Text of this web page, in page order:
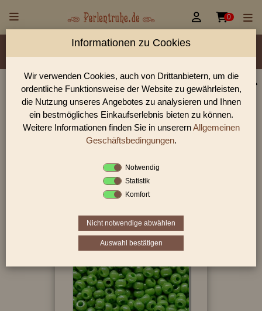
 0
Material/Glassorte Sorte/Form Farbe
Rocailles Größen
Perlen Shop für Rocailles opak Glanz Perlen
In unserem Perlen Shop finden sie zahlreich Rocailles opak
Glanz Perlen und viele weiter Glasperlen.
Sie befinden sich in folgender Kategorie:
Rocailles|opak|
Informationen zu Cookies
Wir verwenden Cookies, auch von Drittanbietern, um die
ordentliche Funktionsweise der Website zu gewährleisten,
die Nutzung unseres Angebotes zu analysieren und Ihnen
ein bestmögliches Einkaufserlebnis bieten zu können.
Weitere Informationen finden Sie in unserernAllgemeinen
Geschäftsbedingungen.
Notwendig
Statistik
Komfort
Nicht notwendige abwählen
Auswahl bestätigen